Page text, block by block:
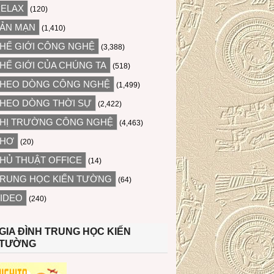
(120)
MẠN (1,410)
GIỚI CÔNG NGHỆ (3,388)
GIỚI CỦA CHÚNG TA (518)
DÒNG CÔNG NGHỆ (1,499)
DÒNG THỜI SỰ (2,422)
TRƯỜNG CÔNG NGHỆ (4,463)
(20)
THUẬT OFFICE (14)
HỌC KIẾN TƯỜNG (64)
(240)
ĐÌNH TRUNG HỌC KIẾN